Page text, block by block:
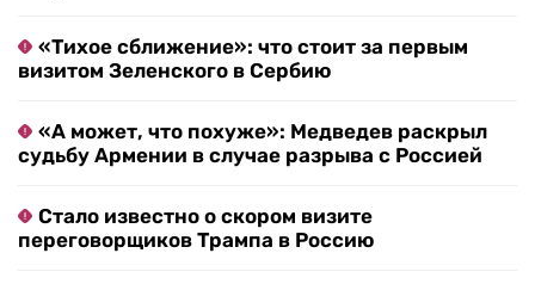
«Тихое сближение»: что стоит за первым
визитом Зеленского в Сербию
«А может, что похуже»: Медведев раскрыл
судьбу Армении в случае разрыва с Россией
Стало известно о скором визите
переговорщиков Трампа в Россию